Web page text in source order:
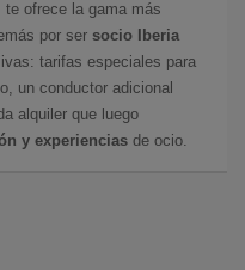
te ofrece la gama más
por ser socio Iberia
tarifas especiales para
un conductor adicional
alquiler que luego
y experiencias de ocio.